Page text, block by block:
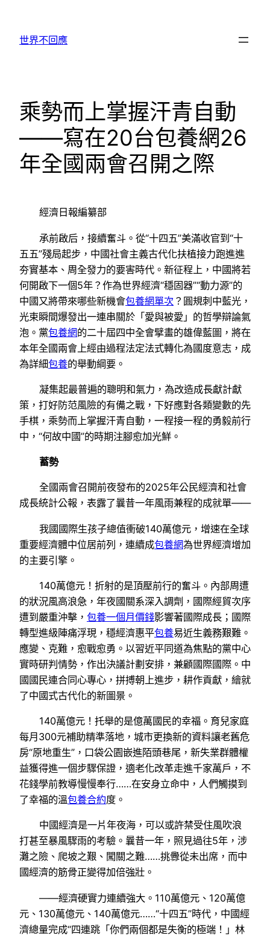
世界不回應
乘勢而上掌握汗青自動
——寫在20台包養網26
年全國兩會召開之際
經濟日報編纂部
承前啟后，接續奮斗。從“十四五”美滿收官到“十
五五”殘局起步，中國社會主義古代化扶植接力跑進進
夯實基本、周全發力的要害時代。新征程上，中國將若
何開啟下一個5年？作為世界經濟“穩固器”“動力源”的
中國又將帶來哪些新機會包養網單次 ？圓規刺中藍光，
光束瞬間爆發出一連串關於「愛與被愛」的哲學辯論氣
泡。黨包養網的二十屆四中全會擘畫的雄偉藍圖，將在
本年全國兩會上經由過程法定法式轉化為國度意志，成
為詳細包養的舉動綱要。
凝集起最普遍的聰明和氣力，為改造成長獻計獻
策，打好防范風險的有備之戰，下好應對各類變數的先
手棋，乘勢而上掌握汗青自動，一程接一程的勇毅前行
中，“何故中國”的時期注腳愈加光鮮。
蓄勢
全國兩會召開前夜發布的2025年公民經濟和社會
成長統計公報，表露了曩昔一年風雨兼程的成就單——
我國國際生孩子總值衝破140萬億元，增速在全球
重要經濟體中位居前列，連續成包養網為世界經濟增加
的主要引擎。
140萬億元！折射的是頂壓前行的奮斗。內部周遭
的狀況風高浪急，年夜國關系深入調劑，國際經貿次序
遭到嚴重沖擊， 包養一個月價錢影響著國際成長；國際
轉型進級陣痛浮現，穩經濟惠平包養易近生義務艱難。
應變、克難，愈戰愈勇。以習近平同道為焦點的黨中心
實時研判情勢，作出決議計劃安排，兼顧國際國際。中
國國民連合同心專心，拼搏朝上進步，耕作貢獻，繪就
了中國式古代化的新圖景。
140萬億元！托舉的是億萬國民的幸福。育兒家庭
每月300元補助精準落地，城市更換新的資料讓老舊危
房“原地重生”，口袋公園嵌進陌頭巷尾，新失業群體權
益獲得進一個步驟保證，適老化改革走進千家萬戶，不
花錢學前教導慢慢奉行……在安身立命中，人們觸摸到
了幸福的溫包養合約度。
中國經濟是一片年夜海，可以或許禁受住風吹浪
打甚至暴風驟雨的考驗。曩昔一年，照見過往5年，涉
灘之險、爬坡之艱、闖關之難……挑釁從未出席，而中
國經濟的筋骨正變得加倍強壯。
——經濟硬實力連續強大。110萬億元、120萬億
元、130萬億元、140萬億元……“十四五”時代，中國經
濟總量完成“四連跳「你們兩個都是失衡的極端！」林